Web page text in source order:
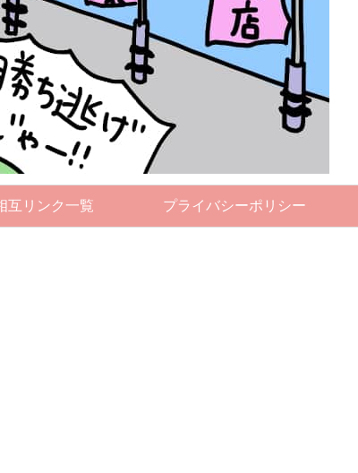
互リンク一覧 プライバシーポリシー